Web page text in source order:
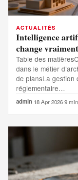
ACTUALITÉS
Intelligence
change vraiment
Table des
dans le métier
de plansLa gestion
réglementaire…
admin·18 Apr 2026·9 min